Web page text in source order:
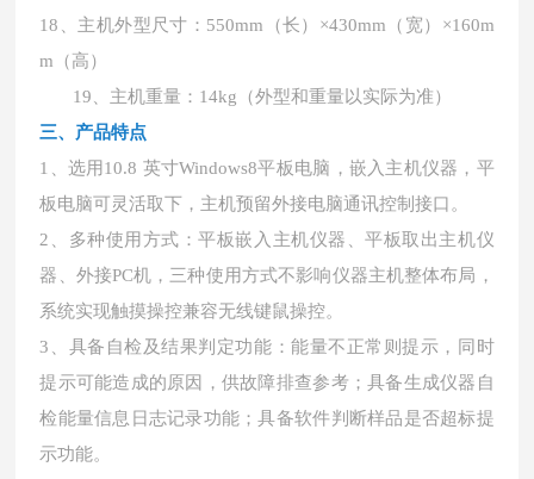
18、 主机外型尺寸： 550mm（长）×430mm（宽）×160m
m（高）
19、 主机重量： 14kg （外型和重量以实际为准）
三、产品特点
1、选用10.8 英寸Windows8平板电脑，嵌入主机仪器，平
板电脑可灵活取下，主机预留外接电脑通讯控制接口。
2、多种使用方式：平板嵌入主机仪器、平板取出主机仪
器、外接PC机，三种使用方式不影响仪器主机整体布局，
系统实现触摸操控兼容无线键鼠操控。
3、具备自检及结果判定功能：能量不正常则提示，同时
提示可能造成的原因，供故障排查参考；具备生成仪器自
检能量信息日志记录功能；具备软件判断样品是否超标提
示功能。